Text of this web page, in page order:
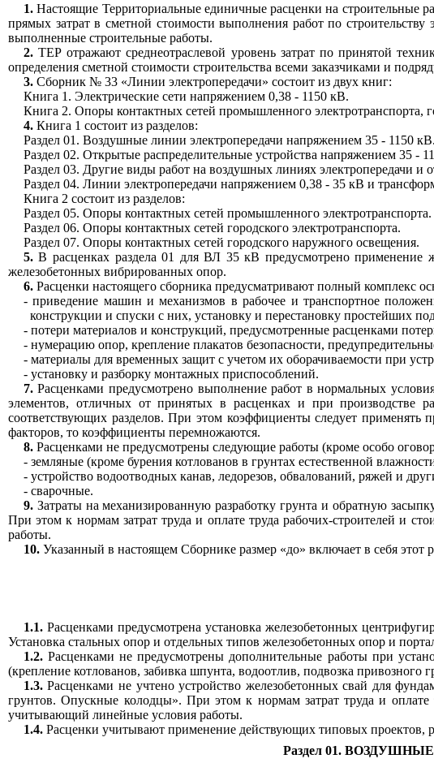
1.Настоящие Территориальные единичные расценки на строительные
прямых затрат в сметной стоимости выполнения работ по
выполненные строительные работы.
2.ТЕР отражают среднеотраслевой уровень затрат по принятой
определения сметной стоимости строительства всеми заказчиками и
3.Сборник № 33 «Линии электропередачи» состоит из двух книг:
Книга 1. Электрические сети напряжением 0,38 - 1150 кВ.
Книга 2. Опоры контактных сетей промышленного электротранспорта,
4.Книга 1 состоит из разделов:
Раздел 01. Воздушные линии электропередачи напряжением 35 - 1150 кВ.
Раздел 02. Открытые распределительные устройства напряжением 35 -
Раздел 03. Другие виды работ на воздушных линиях электропередачи
Раздел 04. Линии электропередачи напряжением 0,38 - 35 кВ и
Книга 2 состоит из разделов:
Раздел 05. Опоры контактных сетей промышленного электротранспорта.
Раздел 06. Опоры контактных сетей городского электротранспорта.
Раздел 07. Опоры контактных сетей городского наружного освещения.
5.В расценках раздела 01 для ВЛ 35 кВ предусмотрено применение
железобетонных вибрированных опор.
6.Расценки настоящего сборника предусматривают полный комплекс
- приведение машин и механизмов в рабочее и транспортное
конструкции и спуски с них, установку и перестановку простейших
- потери материалов и конструкций, предусмотренные расценками
- нумерацию опор, крепление плакатов безопасности,
- материалы для временных защит с учетом их оборачиваемости при
- установку и разборку монтажных приспособлений.
7.Расценками предусмотрено выполнение работ в нормальных
элементов, отличных от принятых в расценках и при производстве
соответствующих разделов. При этом коэффициенты следует
факторов, то коэффициенты перемножаются.
8. Расценками не предусмотрены следующие работы (кроме особо
- земляные (кроме бурения котлованов в грунтах естественной
- устройство водоотводных канав, ледорезов, обвалований, ряжей и
- сварочные.
9.Затраты на механизированную разработку грунта и обратную
При этом к нормам затрат труда и оплате труда рабочих-строителей и
работы.
10. Указанный в настоящем Сборнике размер «до» включает в себя этот
1.1.Расценками предусмотрена установка железобетонных
Установка стальных опор и отдельных типов железобетонных опор и
1.2.Расценками не предусмотрены дополнительные работы при
(крепление котлованов, забивка шпунта, водоотлив, подвозка привозного
1.3.Расценками не учтено устройство железобетонных свай для
грунтов. Опускные колодцы». При этом к нормам затрат труда и
учитывающий линейные условия работы.
1.4.Расценки учитывают применение действующих типовых проектов,
Раздел 01.